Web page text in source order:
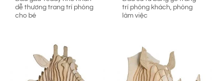
dễ thương trang trí phòng
cho bé
trí phòng khách, phòng
làm việc